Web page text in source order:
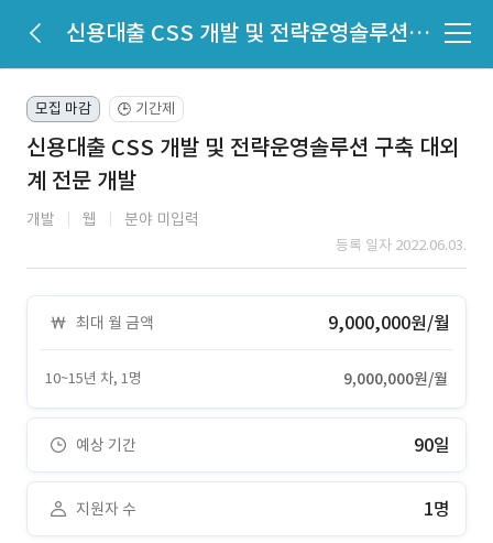
신용대출 CSS 개발 및 전략운영솔루션 구축 대외계 전문 개발
모집 마감 🕒 기간제
신용대출 CSS 개발 및 전략운영솔루션 구축 대외
계 전문 개발
개발 웹 분야 미입력
등록 일자 2022.06.03.
최대 월 금액 9,000,000원/월
10~15년 차, 1명 9,000,000원/월
예상 기간 90일
지원자 수 1명